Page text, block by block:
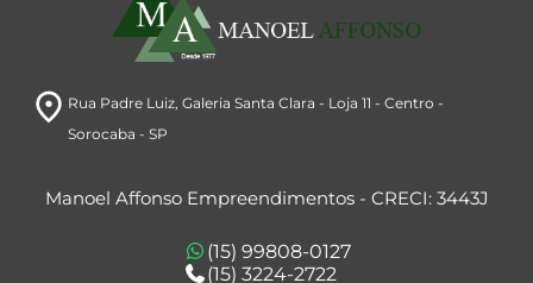
room Rua Padre Luiz, Galeria Santa Clara - Loja 11 - Centro -
Sorocaba - SP
Manoel Affonso Empreendimentos - CRECI: 3443J
(15) 99808-0127
(15) 3224-2722